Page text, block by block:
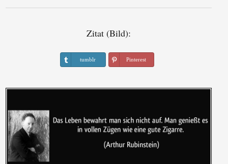
Zitat (Bild):
tumblr Pinterest